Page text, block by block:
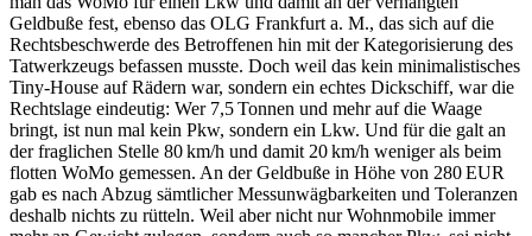
Geldbuße fest, ebenso das OLG Frankfurt a. M., das sich auf die
Rechtsbeschwerde des Betroffenen hin mit der Kategorisierung des
Tatwerkzeugs befassen musste. Doch weil das kein minimalistisches
Tiny-House auf Rädern war, sondern ein echtes Dickschiff, war die
Rechtslage eindeutig: Wer 7,5 Tonnen und mehr auf die Waage
bringt, ist nun mal kein Pkw, sondern ein Lkw. Und für die galt an
der fraglichen Stelle 80 km/h und damit 20 km/h weniger als beim
flotten WoMo gemessen. An der Geldbuße in Höhe von 280 EUR
gab es nach Abzug sämtlicher Messunwägbarkeiten und Toleranzen
deshalb nichts zu rütteln. Weil aber nicht nur Wohnmobile immer